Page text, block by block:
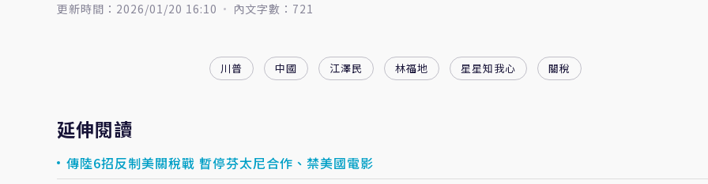
更新時間：2026/01/20 16:10 內文字數：721
川普 中國 江澤民 林福地 星星知我心 關稅
延伸閱讀
傳陸6招反制美關稅戰 暫停芬太尼合作、禁美國電影